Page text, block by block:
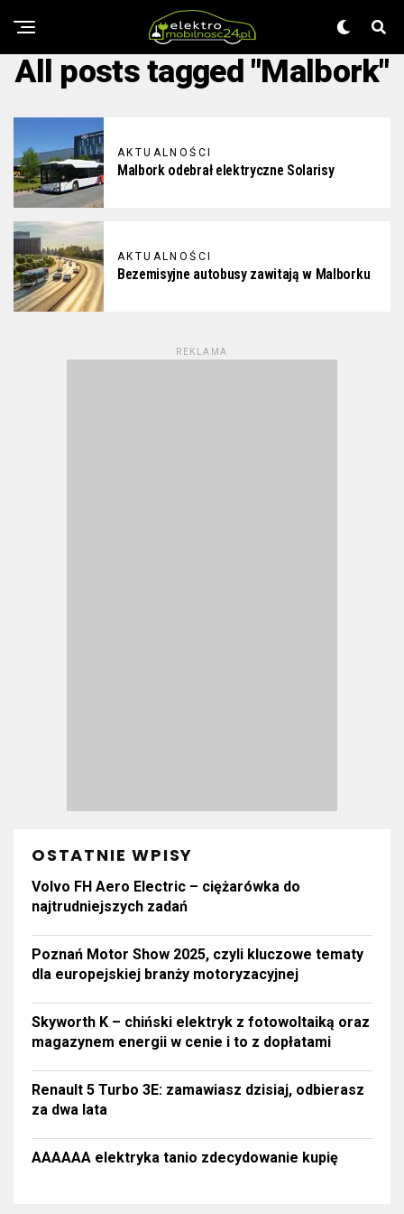
All posts tagged "Malbork"
AKTUALNOŚCI
Malbork odebrał elektryczne Solarisy
AKTUALNOŚCI
Bezemisyjne autobusy zawitają w Malborku
REKLAMA
OSTATNIE WPISY
Volvo FH Aero Electric – ciężarówka do
najtrudniejszych zadań
Poznań Motor Show 2025, czyli kluczowe tematy
dla europejskiej branży motoryzacyjnej
Skyworth K – chiński elektryk z fotowoltaiką oraz
magazynem energii w cenie i to z dopłatami
Renault 5 Turbo 3E: zamawiasz dzisiaj, odbierasz
za dwa lata
AAAAAA elektryka tanio zdecydowanie kupię